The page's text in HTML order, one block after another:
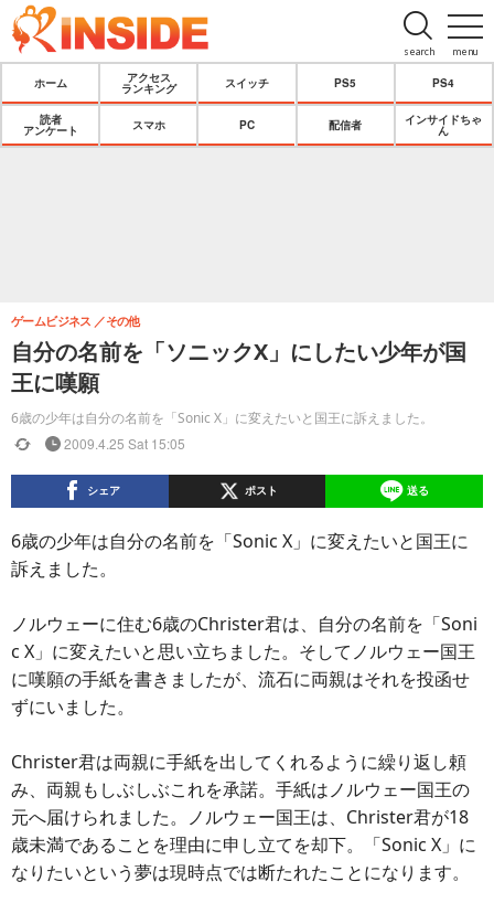
menu
search
ホーム
アクセス
ランキング
スイッチ PS5 PS4
読者
アンケート
スマホ PC 配信者
インサイドちゃ
ん
自分の名前を「ソニックX」にしたい少年が国
王に嘆願
6歳の少年は自分の名前を「Sonic X」に変えたいと国王に訴えました。
ゲームビジネス その他
2009.4.25 Sat 15:05
シェア ポスト 送る
6歳の少年は自分の名前を「Sonic X」に変えたいと国王に
訴えました。
ノルウェーに住む6歳のChrister君は、自分の名前を「Soni
c X」に変えたいと思い立ちました。そしてノルウェー国王
に嘆願の手紙を書きましたが、流石に両親はそれを投函せ
ずにいました。
Christer君は両親に手紙を出してくれるように繰り返し頼
み、両親もしぶしぶこれを承諾。手紙はノルウェー国王の
元へ届けられました。ノルウェー国王は、Christer君が18
歳未満であることを理由に申し立てを却下。「Sonic X」に
なりたいという夢は現時点では断たれたことになります。